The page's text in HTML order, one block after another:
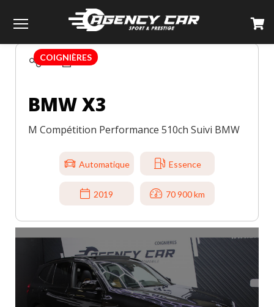
TOUS LES VÉHICULES BMW X3
BMW X3
M Compétition Performance 510ch Suivi BMW
Automatique Essence
2019 70 900 km
COIGNIÈRES